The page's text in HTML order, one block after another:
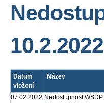
10.2.2022
Datum
vložení
Název
07.02.2022 Nedostupnost